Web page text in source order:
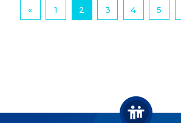
« 1 2 3 4 5